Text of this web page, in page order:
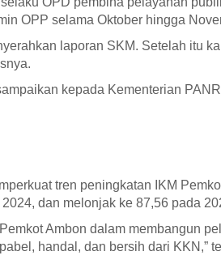
OPP selama Oktober hingga
laporan SKM. Setelah itu
kepada Kementerian
tren peningkatan IKM
dan melonjak ke 87,56 pada
Ambon dalam membangun
handal, dan bersih dari KKN,”